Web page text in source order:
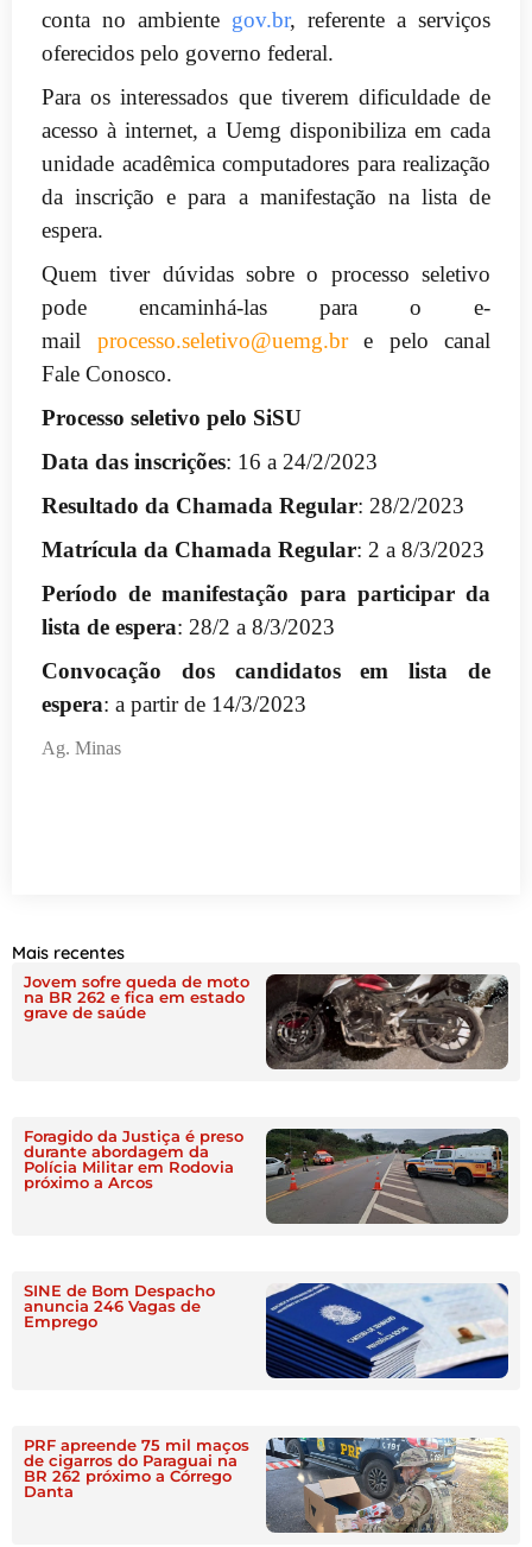
conta no ambiente gov.br, referente a serviços
oferecidos pelo governo federal.
Para os interessados que tiverem dificuldade de
acesso à internet, a Uemg disponibiliza em cada
unidade acadêmica computadores para realização
da inscrição e para a manifestação na lista de
espera.
Quem tiver dúvidas sobre o processo seletivo
pode encaminhá-las para o e-
mail processo.seletivo@uemg.bre pelo canal
Fale Conosco.
Processo seletivo pelo SiSU
Data das inscrições: 16 a 24/2/2023
Resultado da Chamada Regular: 28/2/2023
Matrícula da Chamada Regular: 2 a 8/3/2023
Período de manifestação para participar da
lista de espera: 28/2 a 8/3/2023
Convocação dos candidatos em lista de
espera: a partir de 14/3/2023
Ag. Minas
Mais recentes
Jovem sofre queda de moto
na BR 262 e fica em estado
grave de saúde
Foragido da Justiça é preso
durante abordagem da
Polícia Militar em Rodovia
próximo a Arcos
SINE de Bom Despacho
anuncia 246 Vagas de
Emprego
PRF apreende 75 mil maços
de cigarros do Paraguai na
BR 262 próximo a Córrego
Danta